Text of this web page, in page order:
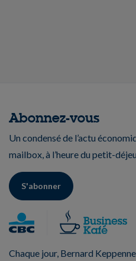
Abonnez-vous
Un condensé de l’actu
mailbox, à l’heure du petit-
S'abonner
Chaque jour, Bernard